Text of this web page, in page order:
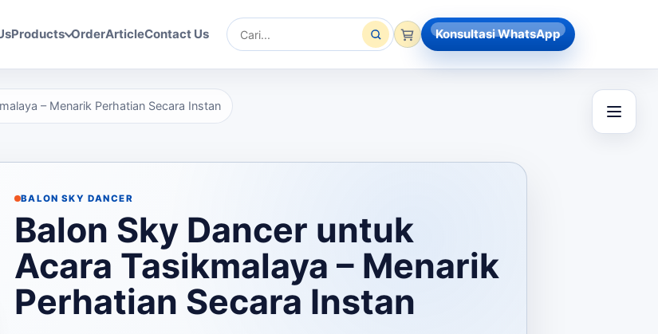
Products OrderArticleContact Us
Cari
Konsultasi WhatsApp
– Menarik Perhatian Secara Instan
BALON SKY DANCER
Balon Sky Dancer untuk
Acara Tasikmalaya – Menarik
Perhatian Secara Instan